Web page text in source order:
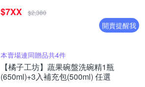
$7XX $2,380
開賣提醒我
本賣場連同贈品共4件
【橘子工坊】蔬果碗盤洗碗精1瓶
(650ml)+3入補充包(500ml) 任選